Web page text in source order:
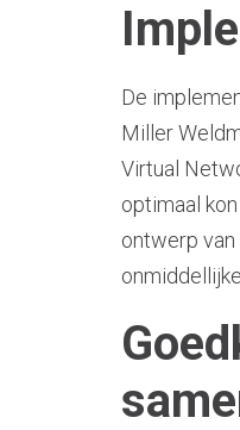
De
Miller
Virtual
optimaal
ontwerp